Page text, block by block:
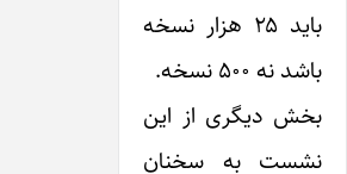
باید ۲۵ هزار نسخه
باشد نه ۵۰۰ نسخه.
بخش دیگری از این
نشست به سخنان